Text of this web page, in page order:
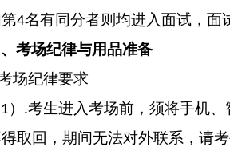
4名有同分者则均进入面试 ， 面
、考场纪律与用品准备
场纪律要求
1 ） .考生进入考场前，须将手机
取回，期间无法对外联系，请